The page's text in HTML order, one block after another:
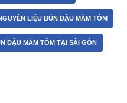
LIỆU BÚN ĐẬU MẮM TÔM
ĐẬU MẮM TÔM TẠI SÀI GÒN